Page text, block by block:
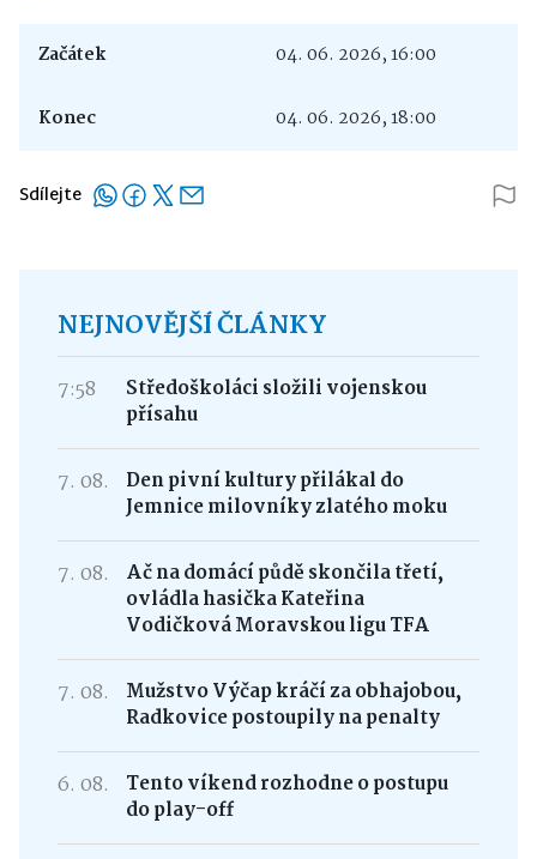
Začátek 04. 06. 2026, 16:00
Konec 04. 06. 2026, 18:00
Sdílejte
NEJNOVĚJŠÍ ČLÁNKY
7:58
Středoškoláci složili vojenskou
přísahu
7. 08.
Den pivní kultury přilákal do
Jemnice milovníky zlatého moku
7. 08.
Ač na domácí půdě skončila třetí,
ovládla hasička Kateřina
Vodičková Moravskou ligu TFA
7. 08.
Mužstvo Výčap kráčí za obhajobou,
Radkovice postoupily na penalty
6. 08.
Tento víkend rozhodne o postupu
do play-off